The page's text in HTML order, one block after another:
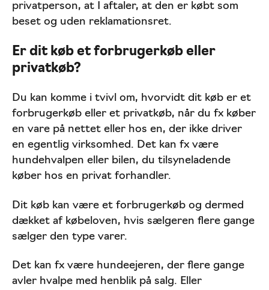
privatperson, at I aftaler, at den er købt som
beset og uden reklamationsret.
Er dit køb et forbrugerkøb eller
privatkøb?
Du kan komme i tvivl om, hvorvidt dit køb er et
forbrugerkøb eller et privatkøb, når du fx køber
en vare på nettet eller hos en, der ikke driver
en egentlig virksomhed. Det kan fx være
hundehvalpen eller bilen, du tilsyneladende
køber hos en privat forhandler.
Dit køb kan være et forbrugerkøb og dermed
dækket af købeloven, hvis sælgeren flere gange
sælger den type varer.
Det kan fx være hundeejeren, der flere gange
avler hvalpe med henblik på salg. Eller